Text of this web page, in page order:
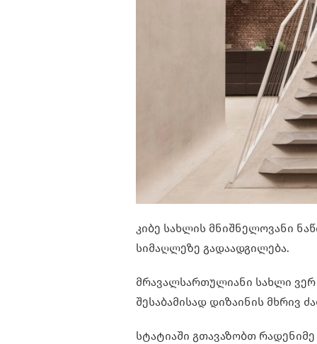
კიბე სახლის მნიშნელოვანი
სიმაღლეზე გადაადგილება.
მრავალსართულიანი სახლი ვერ
შესაბამისად დიზაინის მხრივ
სტატიაში გთავაზობთ